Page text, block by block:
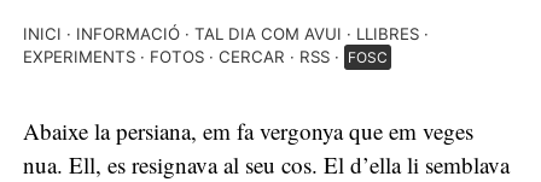
INICI INFORMACIÓ TAL DIA COM AVUI
LLIBRES
EXPERIMENTS
FOTOS CERCAR RSS FOSC
Abaixe la persiana, em fa vergonya que em veges
nua. Ell, es resignava al seu cos. El d’ella li semblava